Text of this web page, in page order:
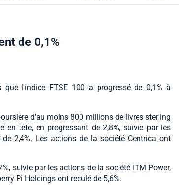
de 0,1%
l'indice FTSE 100 a progressé de 0,1% à
d'au moins 800 millions de livres sterling
en tête, en progressant de 2,8%, suivie par les
2,4%. Les actions de la société Centrica ont
suivie par les actions de la société ITM Power,
Pi Holdings ont reculé de 5,6%.